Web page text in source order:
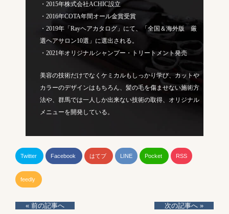
・2015年株式会社ACHIC設立
・2016年COTA年間オール金賞受賞
・2019年「Rayヘアカタログ」にて、「全国＆海外版 厳
選ヘアサロン10選」に選出される。
・2021年オリジナルシャンプー・トリートメント発売
美容の技術だけでなくケミカルもしっかり学び、カットや
カラーのデザインはもちろん、髪の毛を傷ませない施術方
法や、群馬では一人しか出来ない技術の取得、オリジナル
メニューを開発している。
Twitter Facebook はてブ LINE Pocket RSS
feedly
« 前の記事へ 次の記事へ »